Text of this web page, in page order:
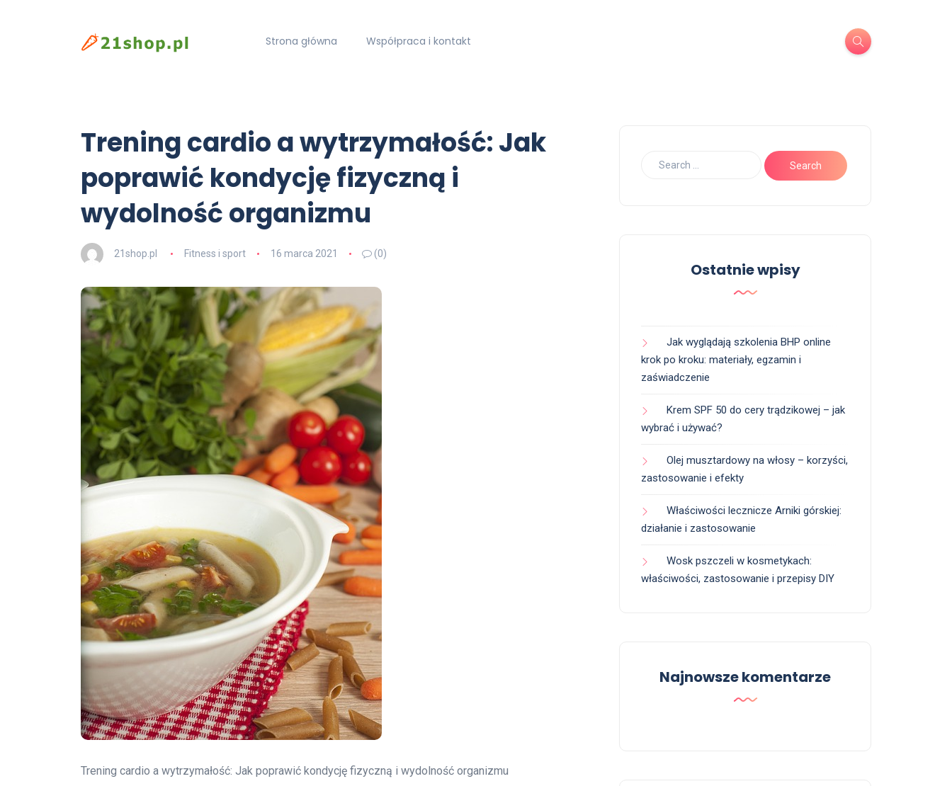
Strona główna Współpraca i kontakt
Trening cardio a wytrzymałość: Jak
poprawić kondycję fizyczną i
wydolność organizmu
21shop.pl Fitness i sport 16 marca 2021 (0)
Trening cardio a wytrzymałość: Jak poprawić kondycję fizyczną i wydolność organizmu
Ostatnie wpisy
Jak wyglądają szkolenia BHP online
krok po kroku: materiały, egzamin i
zaświadczenie
Krem SPF 50 do cery trądzikowej – jak
wybrać i używać?
Olej musztardowy na włosy – korzyści,
zastosowanie i efekty
Właściwości lecznicze Arniki górskiej:
działanie i zastosowanie
Wosk pszczeli w kosmetykach:
właściwości, zastosowanie i przepisy DIY
Najnowsze komentarze